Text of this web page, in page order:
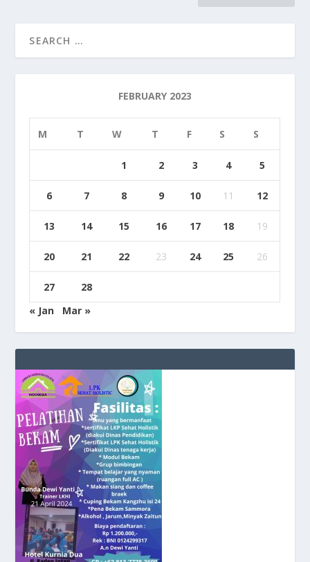
FEBRUARY 2023
M T W T F S S
1 2 3 4 5
6 7 8 9 10 11 12
13 14 15 16 17 18 19
20 21 22 23 24 25 26
27
28
« Jan
Mar »